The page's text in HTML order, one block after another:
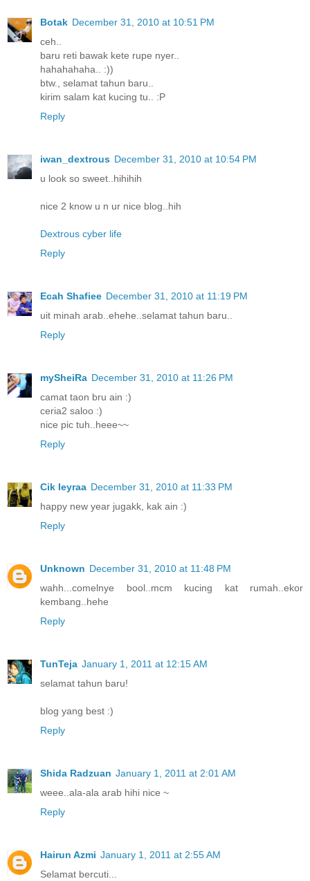
Botak December 31, 2010 at 10:51 PM
ceh..
baru reti bawak kete rupe nyer..
hahahahaha.. :))
btw., selamat tahun baru..
kirim salam kat kucing tu.. :P
Reply
iwan_dextrous December 31, 2010 at 10:54 PM
u look so sweet..hihihih
nice 2 know u n ur nice blog..hih
Dextrous cyber life
Reply
Ecah Shafiee December 31, 2010 at 11:19 PM
uit minah arab..ehehe..selamat tahun baru..
Reply
mySheiRa December 31, 2010 at 11:26 PM
camat taon bru ain :)
ceria2 saloo :)
nice pic tuh..heee~~
Reply
Cik Ieyraa December 31, 2010 at 11:33 PM
happy new year jugakk, kak ain :)
Reply
Unknown December 31, 2010 at 11:48 PM
wahh...comelnye bool..mcm kucing kat rumah..ekor
kembang..hehe
Reply
TunTeja January 1, 2011 at 12:15 AM
selamat tahun baru!
blog yang best :)
Reply
Shida Radzuan January 1, 2011 at 2:01 AM
weee..ala-ala arab hihi nice ~
Reply
Hairun Azmi January 1, 2011 at 2:55 AM
Selamat bercuti...